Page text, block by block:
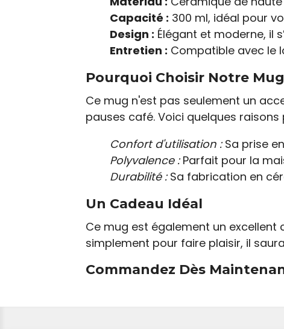
Capacité : 300 ml, idéal pour
Design : Élégant et moderne, il
Entretien : Compatible avec le
Pourquoi Choisir Notre
Ce mug n'est pas seulement un
pauses café. Voici quelques
Confort d'utilisation :Sa prise
Polyvalence :Parfait pour la
Durabilité :Sa fabrication en
Un Cadeau Idéal
Ce mug est également un excellent
simplement pour faire plaisir, il
Commandez Dès